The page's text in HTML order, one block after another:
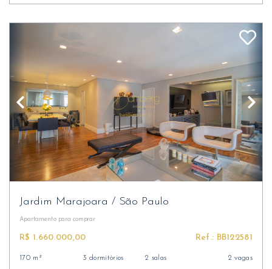
Jardim Marajoara / São Paulo
Apartamento para comprar
R$ 1.660.000,00 Ref.: BB122581
170 m² 3 dormitórios 2 salas 2 vagas